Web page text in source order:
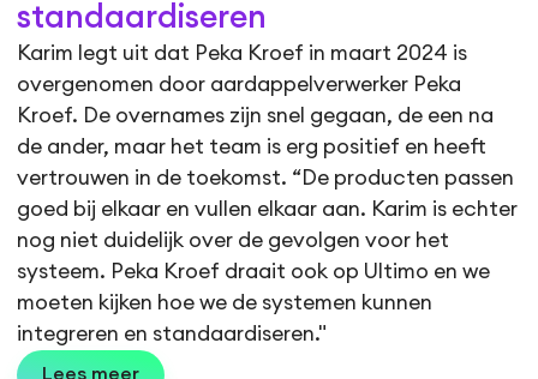
standaardiseren
Karim legt uit dat Peka Kroef in maart 2024 is
overgenomen door aardappelverwerker Peka
Kroef. De overnames zijn snel gegaan, de een na
de ander, maar het team is erg positief en heeft
vertrouwen in de toekomst. “De producten passen
goed bij elkaar en vullen elkaar aan. Karim is echter
nog niet duidelijk over de gevolgen voor het
systeem. Peka Kroef draait ook op Ultimo en we
moeten kijken hoe we de systemen kunnen
integreren en standaardiseren."
Lees meer